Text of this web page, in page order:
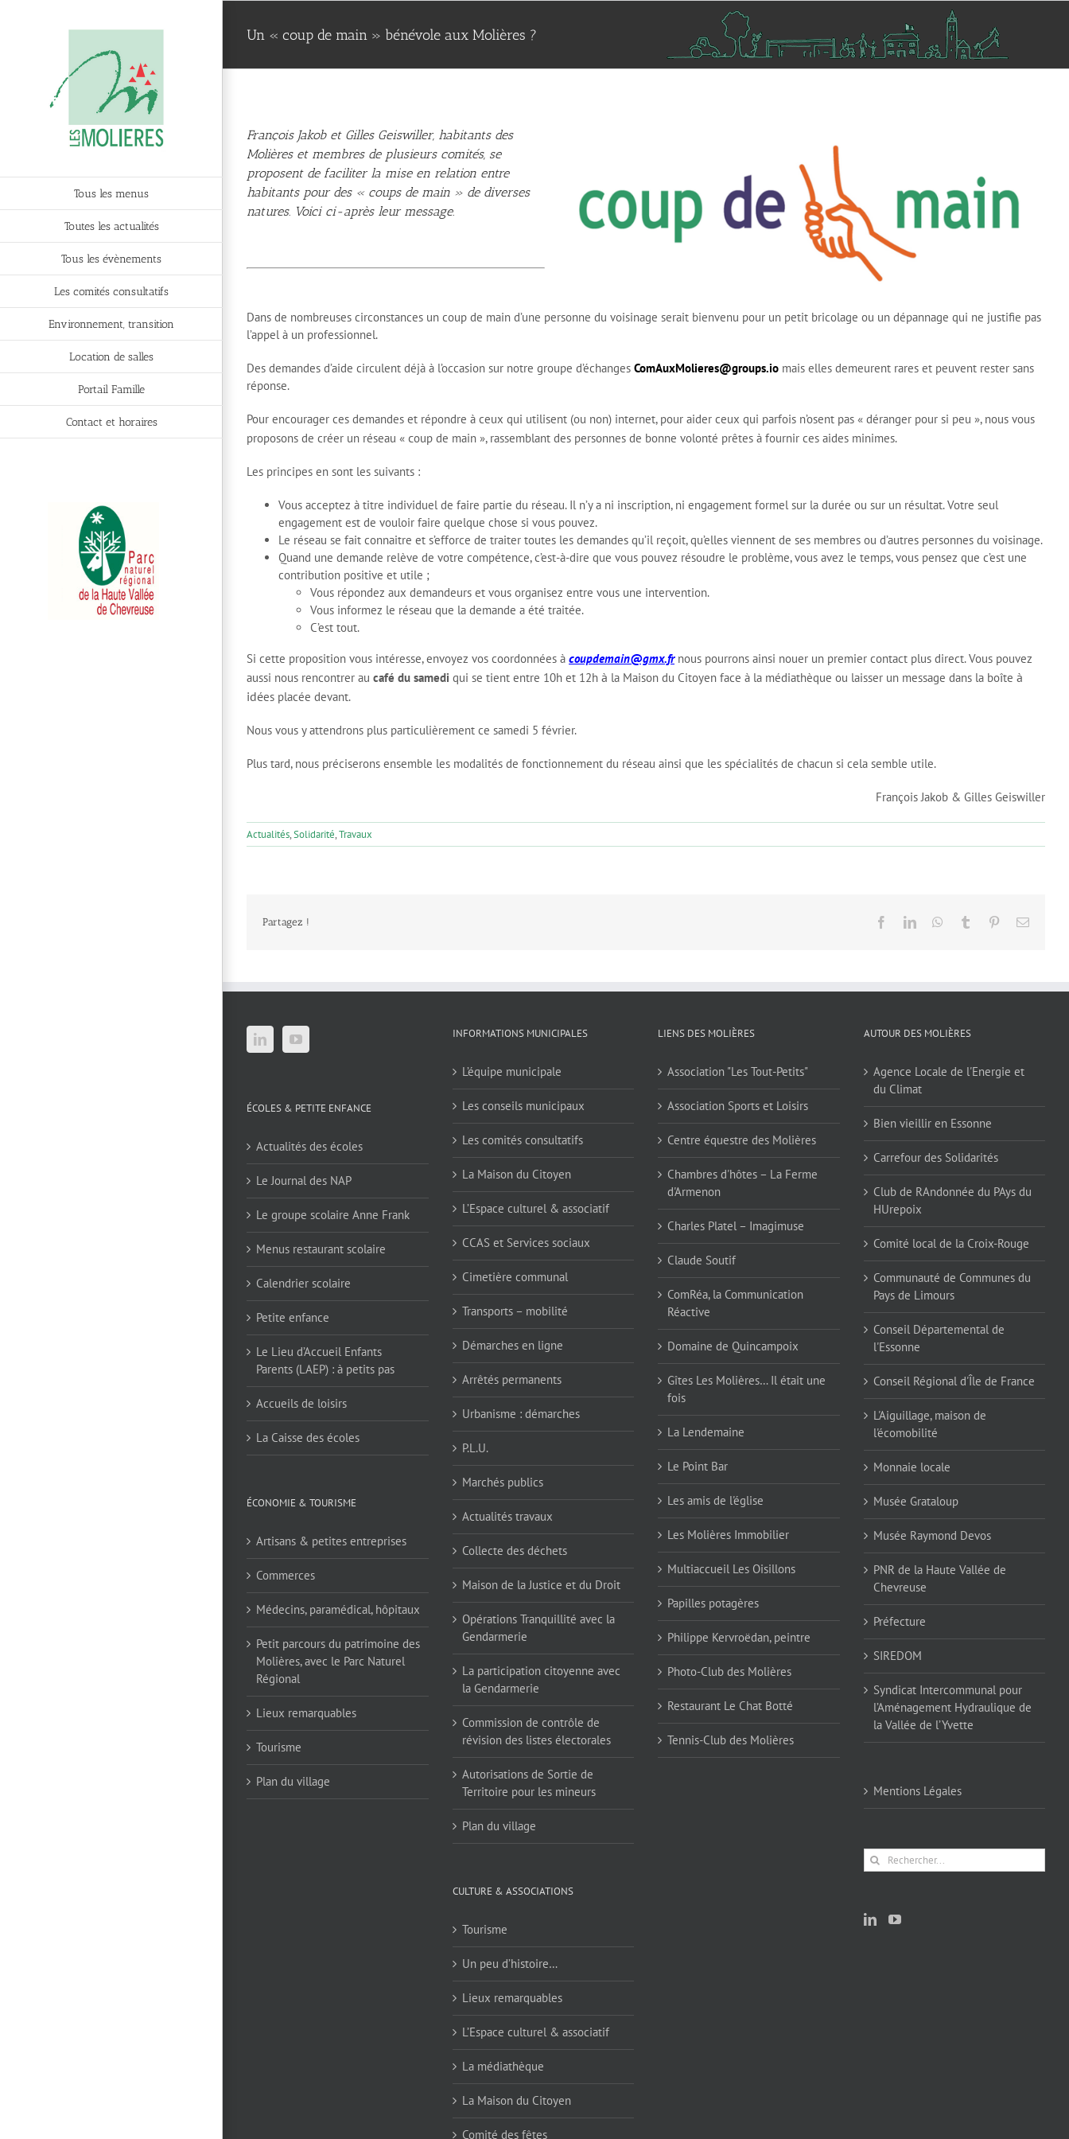
Tous les menus
Toutes les actualités
Tous les évènements
Les comités consultatifs
Environnement, transition
Location de salles
Portail Famille
Contact et horaires
Un « coup de main » bénévole aux Molières ?
François Jakob et Gilles Geiswiller, habitants des
Molières et membres de plusieurs comités, se
proposent de faciliter la mise en relation entre
habitants pour des « coups de main » de diverses
natures. Voici ci-après leur message.
Dans de nombreuses circonstances un coup de main d’une personne du voisinage serait bienvenu pour un petit bricolage ou un dépannage qui ne justifie pas
l’appel à un professionnel.
Des demandes d’aide circulent déjà à l’occasion sur notre groupe d’échanges ComAuxMolieres@groups.io mais elles demeurent rares et peuvent rester sans
réponse.
Pour encourager ces demandes et répondre à ceux qui utilisent (ou non) internet, pour aider ceux qui parfois n’osent pas « déranger pour si peu », nous vous
proposons de créer un réseau « coup de main », rassemblant des personnes de bonne volonté prêtes à fournir ces aides minimes.
Les principes en sont les suivants :
Vous acceptez à titre individuel de faire partie du réseau. Il n’y a ni inscription, ni engagement formel sur la durée ou sur un résultat. Votre seul
engagement est de vouloir faire quelque chose si vous pouvez.
Le réseau se fait connaitre et s’efforce de traiter toutes les demandes qu’il reçoit, qu’elles viennent de ses membres ou d’autres personnes du voisinage.
Quand une demande relève de votre compétence, c’est-à-dire que vous pouvez résoudre le problème, vous avez le temps, vous pensez que c’est une
contribution positive et utile ;
Vous répondez aux demandeurs et vous organisez entre vous une intervention.
Vous informez le réseau que la demande a été traitée.
C’est tout.
Si cette proposition vous intéresse, envoyez vos coordonnées à coupdemain@gmx.fr nous pourrons ainsi nouer un premier contact plus direct. Vous pouvez
aussi nous rencontrer au café du samedi qui se tient entre 10h et 12h à la Maison du Citoyen face à la médiathèque ou laisser un message dans la boîte à
idées placée devant.
Nous vous y attendrons plus particulièrement ce samedi 5 février.
Plus tard, nous préciserons ensemble les modalités de fonctionnement du réseau ainsi que les spécialités de chacun si cela semble utile.
François Jakob & Gilles Geiswiller
Actualités,Solidarité,Travaux
Partagez ! FacebookLinkedInWhatsApp
Tumblr PinterestEmail
ÉCOLES & PETITE ENFANCE
Actualités des écoles
Le Journal des NAP
Le groupe scolaire Anne Frank
Menus restaurant scolaire
Calendrier scolaire
Petite enfance
Le Lieu d’Accueil Enfants
Parents (LAEP) : à petits pas
Accueils de loisirs
La Caisse des écoles
ÉCONOMIE & TOURISME
Artisans & petites entreprises
Commerces
Médecins, paramédical, hôpitaux
Petit parcours du patrimoine des
Molières, avec le Parc Naturel
Régional
Lieux remarquables
Tourisme
Plan du village
INFORMATIONS MUNICIPALES
L’équipe municipale
Les conseils municipaux
Les comités consultatifs
La Maison du Citoyen
L’Espace culturel & associatif
CCAS et Services sociaux
Cimetière communal
Transports – mobilité
Démarches en ligne
Arrêtés permanents
Urbanisme : démarches
P.L.U.
Marchés publics
Actualités travaux
Collecte des déchets
Maison de la Justice et du Droit
Opérations Tranquillité avec la
Gendarmerie
La participation citoyenne avec
la Gendarmerie
Commission de contrôle de
révision des listes électorales
Autorisations de Sortie de
Territoire pour les mineurs
Plan du village
CULTURE & ASSOCIATIONS
Tourisme
Un peu d’histoire…
Lieux remarquables
L’Espace culturel & associatif
La médiathèque
La Maison du Citoyen
Comité des fêtes
LIENS DES MOLIÈRES
Association "Les Tout-Petits"
Association Sports et Loisirs
Centre équestre des Molières
Chambres d'hôtes – La Ferme
d'Armenon
Charles Platel – Imagimuse
Claude Soutif
ComRéa, la Communication
Réactive
Domaine de Quincampoix
Gîtes Les Molières… Il était une
fois
La Lendemaine
Le Point Bar
Les amis de l'église
Les Molières Immobilier
Multiaccueil Les Oisillons
Papilles potagères
Philippe Kervroëdan, peintre
Photo-Club des Molières
Restaurant Le Chat Botté
Tennis-Club des Molières
AUTOUR DES MOLIÈRES
Agence Locale de l'Energie et
du Climat
Bien vieillir en Essonne
Carrefour des Solidarités
Club de RAndonnée du PAys du
HUrepoix
Comité local de la Croix-Rouge
Communauté de Communes du
Pays de Limours
Conseil Départemental de
l'Essonne
Conseil Régional d'Île de France
L'Aiguillage, maison de
l'écomobilité
Monnaie locale
Musée Grataloup
Musée Raymond Devos
PNR de la Haute Vallée de
Chevreuse
Préfecture
SIREDOM
Syndicat Intercommunal pour
l’Aménagement Hydraulique de
la Vallée de l’Yvette
Mentions Légales
Rechercher: